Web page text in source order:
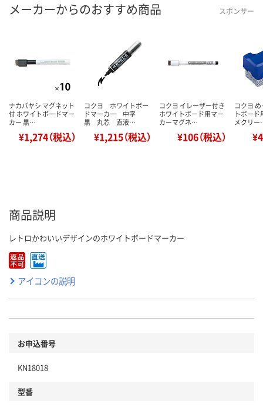
メーカーからのおすすめ商品 スポンサー
ナカバヤシ マグネット
付 ホワイトボードマー
カー 黒…
¥1,274（税込）
コクヨ ホワイトボー
ドマーカー 中字
黒 丸芯 直液…
¥1,215（税込）
コクヨ イレーザー付き
ホワイトボード用マー
カーマグネ…
¥106（税込）
コクヨ
トボー
メクリ
商品説明
レトロかわいいデザインのホワイトボードマーカー
アイコンの説明
お申込番号
KN18018
型番